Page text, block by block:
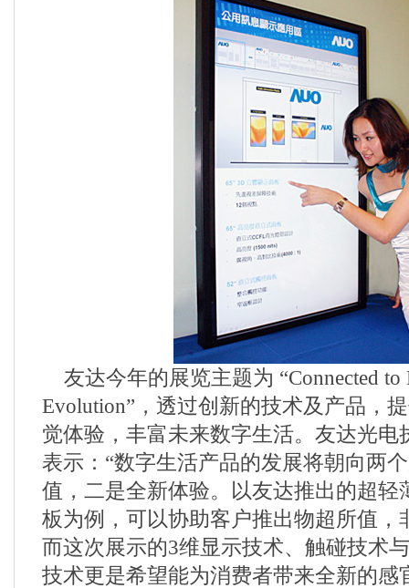
友达今年的展览主题为 “Connected to
Evolution”，透过创新的技术及产品，
觉体验，丰富未来数字生活。友达光电
表示：“数字生活产品的发展将朝向两
值，二是全新体验。以友达推出的超轻
板为例，可以协助客户推出物超所值，
而这次展示的3维显示技术、触碰技术
技术更是希望能为消费者带来全新的感